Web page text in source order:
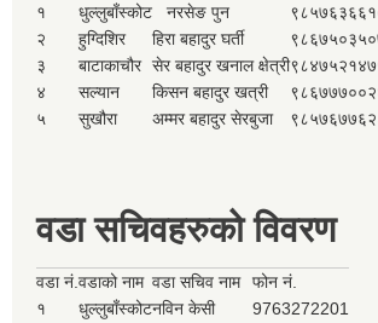
१
धुल्लुबाँस्कोट नरसेङ पुन
२
हुग्दिशिर हिरा बहादुर घर्ती
३
बाटाकाचौर सेर बहादुर खनाल क्षेत्री
४
सल्यान किसन बहादुर खत्री
५
सुखौरा अम्मर बहादुर सेरबुजा
वडा सचिवहरुको विवरण
वडा नं. वडाको नाम वडा सचिव नाम
फोन नं.
१
धुल्लुबाँस्कोटनविन केसी
9763272201